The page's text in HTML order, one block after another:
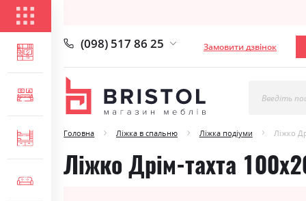
ВІТАЛЬНЯ
СПАЛЬНЯ
ДИТЯЧА
(098) 517 86 25 Замовити дзвінок
Введіть
Головна Ліжка в спальню Ліжка подіуми Ліжко
Ліжко Дрім-тахта